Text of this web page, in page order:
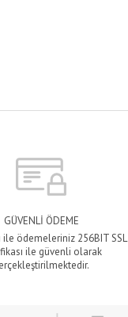
GÜVENLİ ÖDEME
ile ödemeleriniz 256BIT SSL
ile güvenli olarak